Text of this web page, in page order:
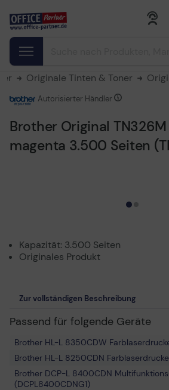
Originale Tinten & Toner
Brother Original
magenta 3.500 Seiten
Autorisierter Händler
Kapazität: 3.500 Seiten
Originales Produkt
Zur vollständigen Beschreibung
Passend für folgende Geräte
Brother HL-L 8350CDW
Brother HL-L 8250CDN
Brother DCP-L 8400CDN
(DCPL8400CDNG1)